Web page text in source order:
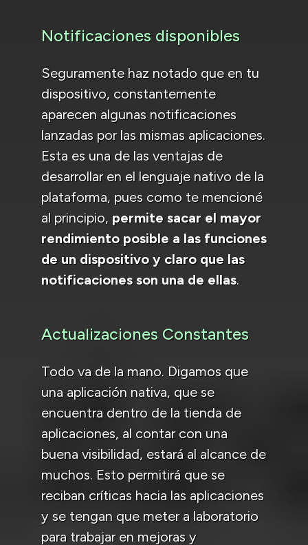
Notificaciones disponibles
Seguramente haz notado que en tu
dispositivo, constantemente
aparecen algunas notificaciones
lanzadas por las mismas aplicaciones.
Esta es una de las ventajas de
desarrollar en el lenguaje nativo de la
plataforma, pues como te mencioné
al principio, permite sacar el mayor
rendimiento posible a las funciones
de un dispositivo y claro que las
notificaciones son una de ellas.
Actualizaciones Constantes
Todo va de la mano. Digamos que
una aplicación nativa, que se
encuentra dentro de la tienda de
aplicaciones, al contar con una
buena visibilidad, estará al alcance de
muchos. Esto permitirá que se
reciban críticas hacia las aplicaciones
y se tengan que meter a laboratorio
para trabajar en mejoras y